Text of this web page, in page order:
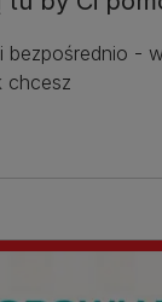
bezpośrednio -
chcesz